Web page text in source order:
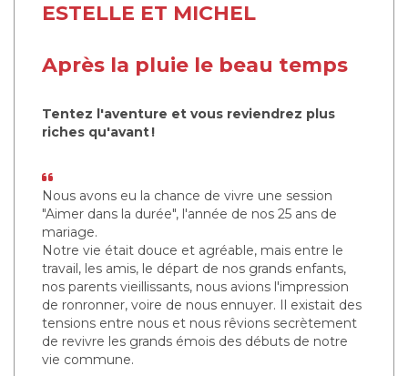
ESTELLE ET MICHEL
Après la pluie le beau temps
Tentez l'aventure et vous reviendrez plus
riches qu'avant !
Nous avons eu la chance de vivre une session
"Aimer dans la durée", l'année de nos 25 ans de
mariage.
Notre vie était douce et agréable, mais entre le
travail, les amis, le départ de nos grands enfants,
nos parents vieillissants, nous avions l'impression
de ronronner, voire de nous ennuyer. Il existait des
tensions entre nous et nous rêvions secrètement
de revivre les grands émois des débuts de notre
vie commune.